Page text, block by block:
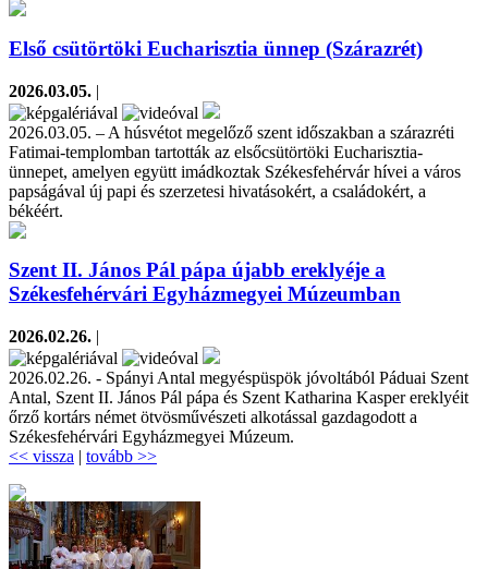
Első csütörtöki Eucharisztia ünnep (Szárazrét)
2026.03.05. |
2026.03.05. – A húsvétot megelőző szent időszakban a szárazréti
Fatimai-templomban tartották az elsőcsütörtöki Eucharisztia-
ünnepet, amelyen együtt imádkoztak Székesfehérvár hívei a város
papságával új papi és szerzetesi hivatásokért, a családokért, a
békéért.
Szent II. János Pál pápa újabb ereklyéje a
Székesfehérvári Egyházmegyei Múzeumban
2026.02.26. |
2026.02.26. - Spányi Antal megyéspüspök jóvoltából Páduai Szent
Antal, Szent II. János Pál pápa és Szent Katharina Kasper ereklyéit
őrző kortárs német ötvösművészeti alkotással gazdagodott a
Székesfehérvári Egyházmegyei Múzeum.
<< vissza | tovább >>